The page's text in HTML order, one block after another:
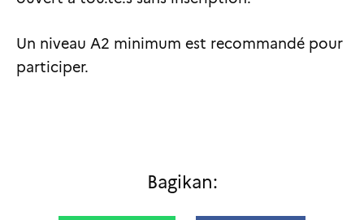
Un niveau A2 minimum est recommandé pour
participer.
Bagikan: